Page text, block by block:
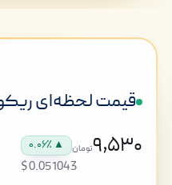
قیمت لحظه‌ای
۹,۵۳۰تومان ▲ ۰.۰۶٪
$0.051043